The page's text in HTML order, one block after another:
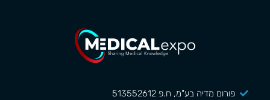
פורום מדיה בע"מ, ח.פ 513552612